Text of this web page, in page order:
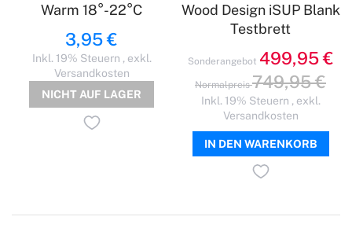
Warm 18°-22°C
3,95 €
Inkl. 19% Steuern , exkl.
Versandkosten
NICHT AUF LAGER
Wood Design iSUP Blank
Testbrett
Sonderangebot 499,95 €
Normalpreis 749,95 €
Inkl. 19% Steuern , exkl.
Versandkosten
IN DEN WARENKORB